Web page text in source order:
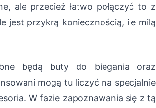
ale przecież łatwo połączyć to z
jest przykrą koniecznością, ile miłą
będą buty do biegania oraz
mogą tu liczyć na specjalnie
W fazie zapoznawania się z tą